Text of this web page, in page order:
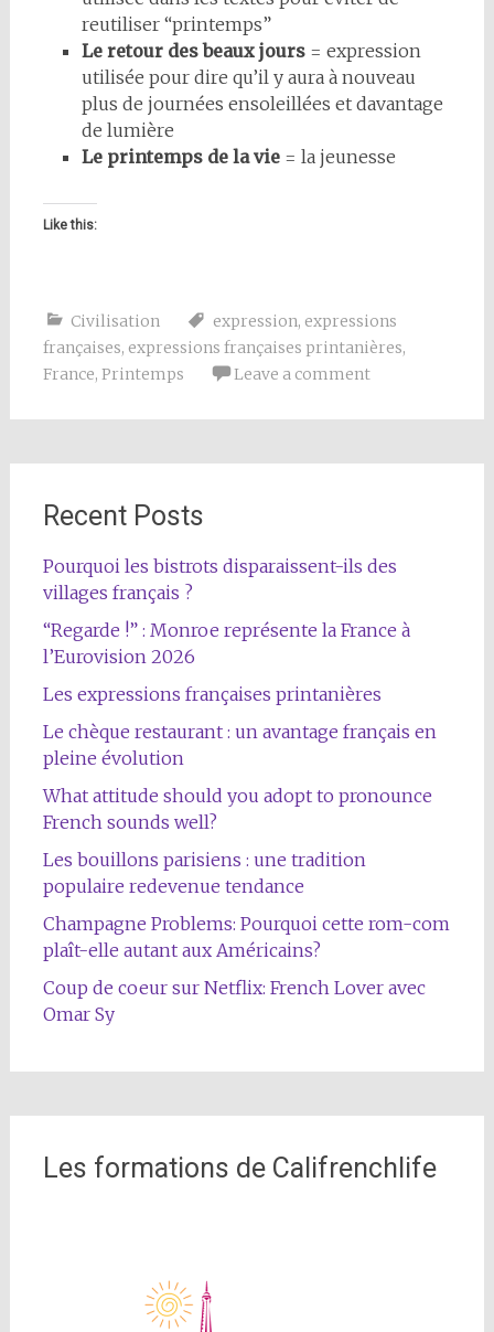
reutiliser “printemps”
Le retour des beaux jours= expression
utilisée pour dire qu’il y aura à nouveau
plus de journées ensoleillées et davantage
de lumière
Le printemps de la vie= la jeunesse
Like this:
Civilisation expression, expressions
françaises, expressions françaises printanières,
France, Printemps Leave a comment
Recent Posts
Pourquoi les bistrots disparaissent-ils des
villages français ?
“Regarde !” : Monroe représente la France à
l’Eurovision 2026
Les expressions françaises printanières
Le chèque restaurant : un avantage français en
pleine évolution
What attitude should you adopt to pronounce
French sounds well?
Les bouillons parisiens : une tradition
populaire redevenue tendance
Champagne Problems: Pourquoi cette rom-com
plaît-elle autant aux Américains?
Coup de coeur sur Netflix: French Lover avec
Omar Sy
Les formations de Califrenchlife